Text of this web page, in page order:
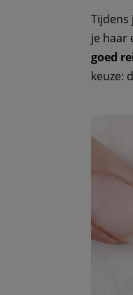
Tijdens
je haar
goed
keuze: